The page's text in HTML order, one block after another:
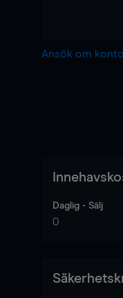
Ansök om
Daglig - Sälj
0